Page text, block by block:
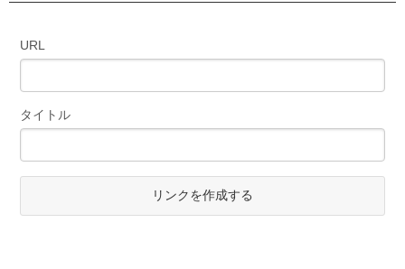
URL
タイトル
リンクを作成する